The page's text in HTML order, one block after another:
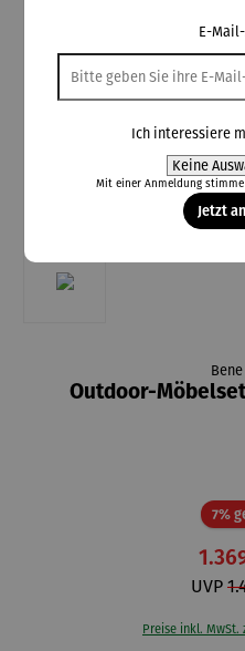
Outdoor-
7%
UVP
Preise inkl. MwSt.
E-
Ich interessiere
Mit einer Anmeldung
Jetzt